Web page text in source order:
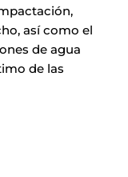
así como el
de agua
de las